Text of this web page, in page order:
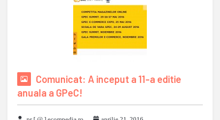
Comunicat: A inceput a 11-a editie
anuala a GPeC!